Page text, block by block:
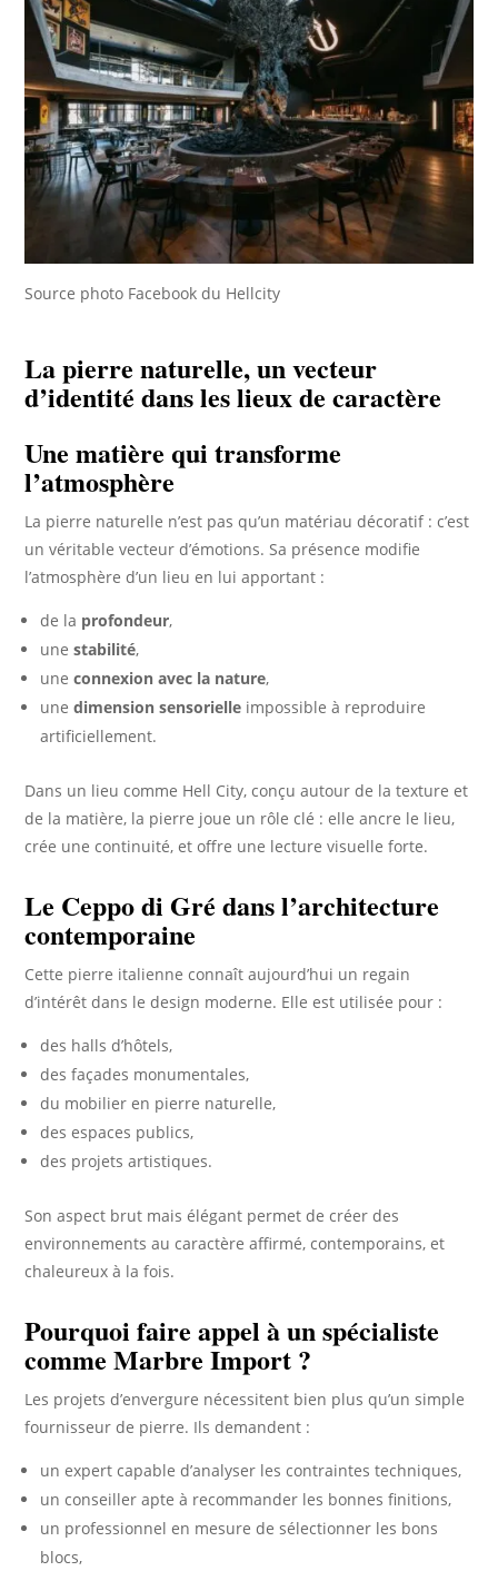
Source photo Facebook du Hellcity
La pierre naturelle, un vecteur
d’identité dans les lieux de caractère
Une matière qui transforme
l’atmosphère
La pierre naturelle n’est pas qu’un matériau décoratif : c’est
un véritable vecteur d’émotions. Sa présence modifie
l’atmosphère d’un lieu en lui apportant :
de la profondeur,
unestabilité,
uneconnexion avec la nature,
unedimension sensorielle impossible à reproduire
artificiellement.
Dans un lieu comme Hell City, conçu autour de la texture et
de la matière, la pierre joue un rôle clé : elle ancre le lieu,
crée une continuité, et offre une lecture visuelle forte.
Le Ceppo di Gré dans l’architecture
contemporaine
Cette pierre italienne connaît aujourd’hui un regain
d’intérêt dans le design moderne. Elle est utilisée pour :
des halls d’hôtels,
des façades monumentales,
du mobilier en pierre naturelle,
des espaces publics,
des projets artistiques.
Son aspect brut mais élégant permet de créer des
environnements au caractère affirmé, contemporains, et
chaleureux à la fois.
Pourquoi faire appel à un spécialiste
comme Marbre Import ?
Les projets d’envergure nécessitent bien plus qu’un simple
fournisseur de pierre. Ils demandent :
un expert capable d’analyser les contraintes techniques,
un conseiller apte à recommander les bonnes finitions,
un professionnel en mesure de sélectionner les bons
blocs,